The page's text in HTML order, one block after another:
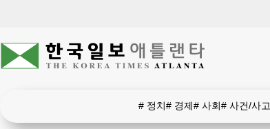
# 정치# 경제# 사회# 사건/사고